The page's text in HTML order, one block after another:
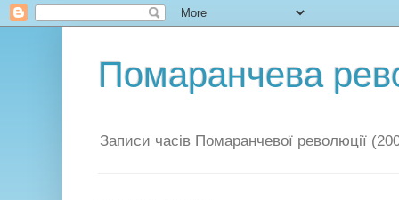
Помаранчева
Записи часів Помаранчевої революції